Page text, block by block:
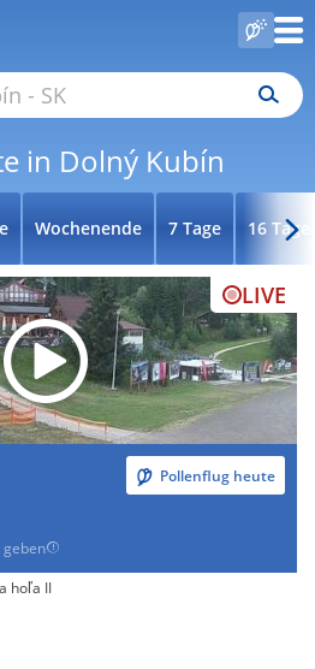
in Dolný Kubín
Wochenende 7 Tage 16 Tage
LIVE
Pollenflug heute
geben
hoľa II